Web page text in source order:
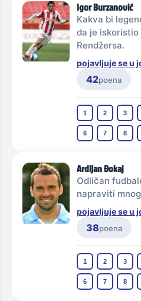
Igor Burzanović
Kakva bi
da je
Rendžersa.
pojavljuje se u
42poena
1 2 3
6 7 8
Ardijan Đokaj
Odličan
napraviti
pojavljuje se u
38poena
1 2 3
6 7 8